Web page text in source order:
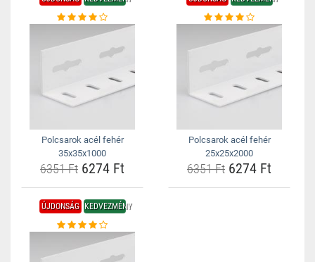
Polcsarok acél fehér
35x35x1000
6351 Ft 6274 Ft
Polcsarok acél fehér
25x25x2000
6351 Ft 6274 Ft
ÚJDONSÁG KEDVEZMÉNY